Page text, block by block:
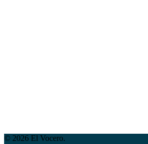
© 2026 El Vocero.